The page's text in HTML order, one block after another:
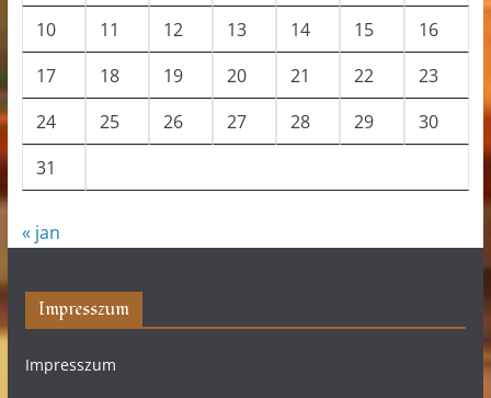
10
11 12 13 14 15
16
17
18 19 20 21 22
23
24
25 26 27 28 29
30
31
« jan
Impresszum
Impresszum